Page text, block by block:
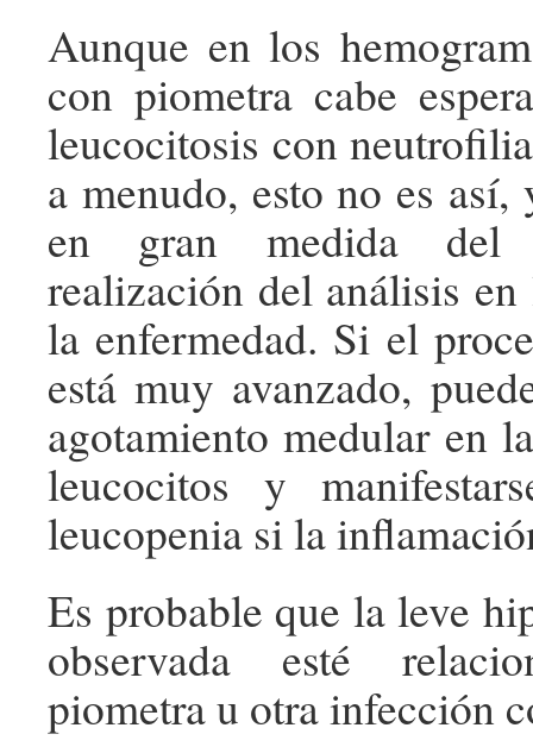
Aunque en los
con piometra cabe
leucocitosis con
a menudo, esto no es así,
en gran medida del
realización del análisis
la enfermedad. Si el
está muy avanzado,
agotamiento medular en
leucocitos y
leucopenia si la
Es probable que la leve
observada esté
piometra u otra infección